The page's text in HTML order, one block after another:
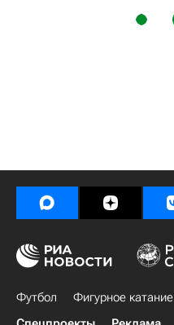
Футбол Фигурное катание